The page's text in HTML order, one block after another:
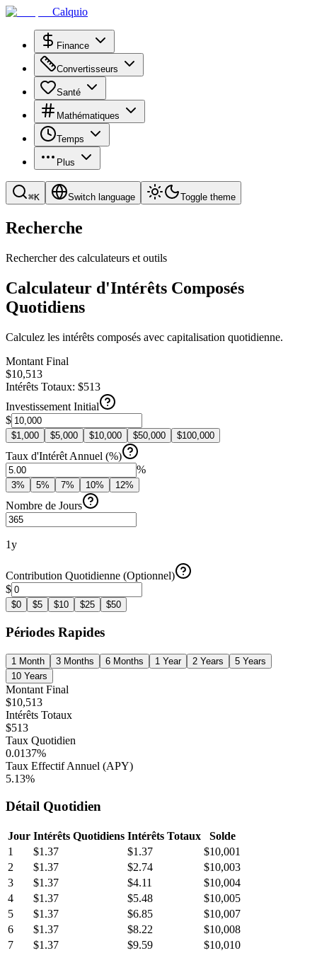
Calquio
Finance
Convertisseurs
Santé
Mathématiques
Temps
Plus
⌘K Switch language Toggle theme
Recherche
Rechercher des calculateurs et outils
Calculateur d'Intérêts Composés
Quotidiens
Calculez les intérêts composés avec capitalisation quotidienne.
Montant Final
$10,513
Intérêts Totaux: $513
Investissement Initial
$
$1,000 $5,000 $10,000 $50,000 $100,000
Taux d'Intérêt Annuel (%)
%
3% 5% 7% 10% 12%
Nombre de Jours
1y
Contribution Quotidienne (Optionnel)
$
$0 $5 $10 $25 $50
Périodes Rapides
1 Month 3 Months 6 Months 1 Year 2 Years
5 Years
10 Years
Montant Final
$10,513
Intérêts Totaux
$513
Taux Quotidien
0.0137%
Taux Effectif Annuel (APY)
5.13%
Détail Quotidien
Jour Intérêts Quotidiens Intérêts Totaux
Solde
1
$1.37 $1.37
$10,001
2
$1.37 $2.74
$10,003
3
$1.37 $4.11
$10,004
4
$1.37 $5.48
$10,005
5
$1.37 $6.85
$10,007
6
$1.37 $8.22
$10,008
7
$1.37 $9.59
$10,010